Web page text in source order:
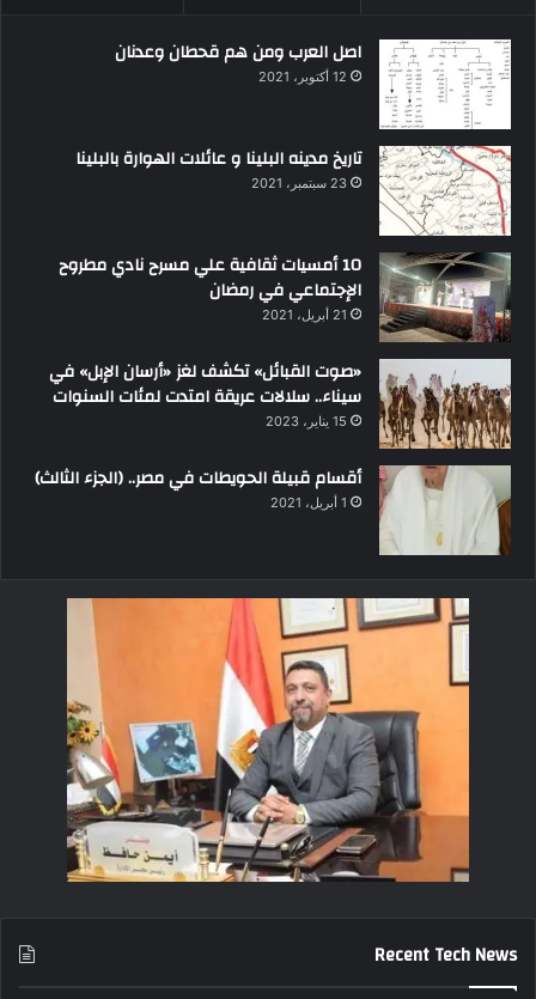
اصل العرب ومن هم قحطان وعدنان
12 أكتوبر، 2021
تاريخ مدينه البلينا و عائلات الهوارة بالبلينا
23 سبتمبر، 2021
10 أمسيات ثقافية علي مسرح نادي مطروح
الإجتماعي في رمضان
21 أبريل، 2021
«صوت القبائل» تكشف لغز «أرسان الإبل» في
سيناء.. سلالات عريقة امتدت لمئات السنوات
15 يناير، 2023
أقسام قبيلة الحويطات في مصر.. (الجزء الثالث)
1 أبريل، 2021
Recent Tech News